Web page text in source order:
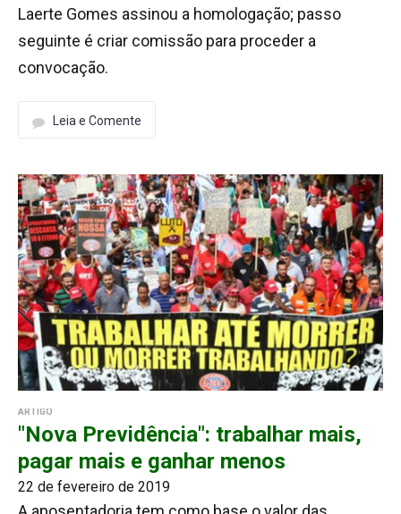
Laerte Gomes assinou a homologação; passo
seguinte é criar comissão para proceder a
convocação.
Leia e Comente
ARTIGO
"Nova Previdência": trabalhar mais,
pagar mais e ganhar menos
22 de fevereiro de 2019